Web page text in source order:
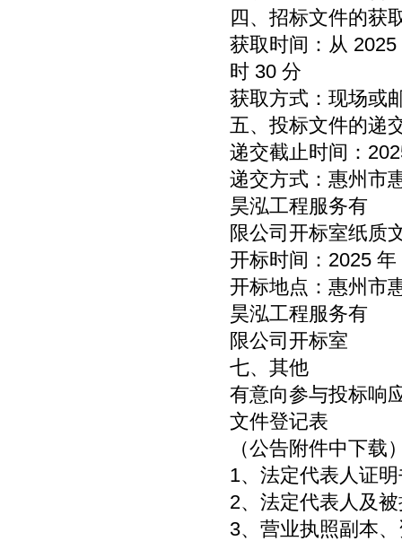
四、招标文件的获
获取时间：从
时 30 分
获取方式：现场或
五、投标文件的递
递交截止时间：
递交方式：惠州市
昊泓工程服务有
限公司开标室纸质
开标时间：2025
开标地点：惠州市
昊泓工程服务有
限公司开标室
七、其他
有意向参与投标响
文件登记表
（公告附件中下
1、法定代表人证
2、法定代表人及
3、营业执照副本